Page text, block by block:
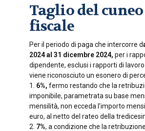
Taglio del cuneo
fiscale
Per il periodo di paga che intercorre d
2024 al 31 dicembre 2024, per i
dipendente, esclusi i rapporti di
viene riconosciuto un esonero di
1. 6%, fermo restando che la
imponibile, parametrata su base
mensilità, non ecceda l’importo
euro, al netto del rateo della
2. 7%, a condizione che la